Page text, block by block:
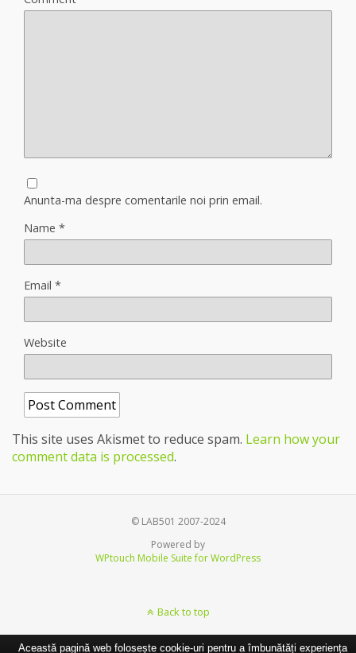
Anunta-ma despre comentarile noi prin email.
Name *
Email *
Website
This site uses Akismet to reduce spam. Learn how your
comment data is processed.
© LAB501 2007-2024
Powered by
WPtouch Mobile Suite for WordPress
Back to top
Această pagină web folosește cookie-uri pentru a îmbunătăți experiența